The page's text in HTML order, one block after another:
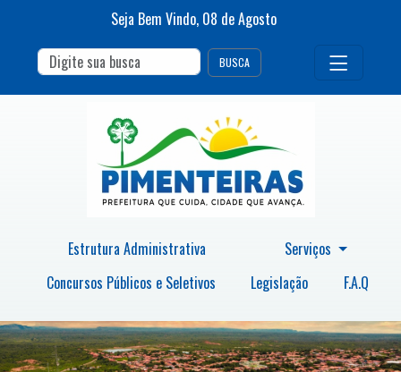
Seja Bem Vindo, 08 deAgosto
BUSCA
Estrutura Administrativa
Serviços
Concursos Públicos e Seletivos
Legislação F.A.Q